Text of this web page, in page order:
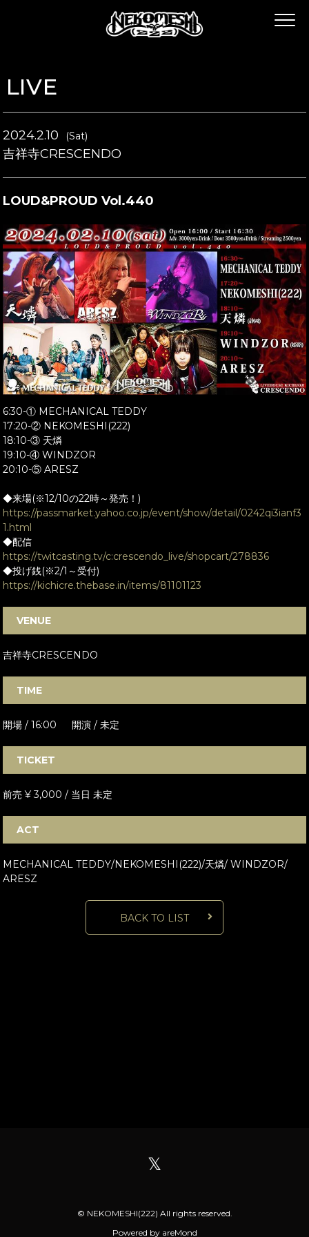
LIVE
2024.2.10 (Sat)
吉祥寺CRESCENDO
LOUD&PROUD Vol.440
6:30-① MECHANICAL TEDDY
17:20-② NEKOMESHI(222)
18:10-③ 天燐
19:10-④ WINDZOR
20:10-⑤ ARESZ
◆来場(※12/10の22時～発売！)
https://passmarket.yahoo.co.jp/event/show/detail/0242qi3ianf3
1.html
◆配信
https://twitcasting.tv/c:crescendo_live/shopcart/278836
◆投げ銭(※2/1～受付)
https://kichicre.thebase.in/items/81101123
VENUE
吉祥寺CRESCENDO
TIME
開場 / 16:00 開演 / 未定
TICKET
前売 ¥ 3,000 / 当日 未定
ACT
MECHANICAL TEDDY/NEKOMESHI(222)/天燐/ WINDZOR/
ARESZ
BACK TO LIST
𝕏
© NEKOMESHI(222) All rights reserved.
Powered by areMond